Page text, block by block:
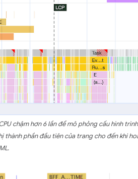
chậm hơn 6 lần để mô phỏng cấu hình
thành phần đầu tiên của trang cho đến khi